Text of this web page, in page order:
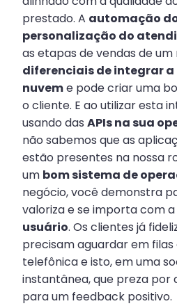
prestado. A automação
personalização do
as etapas de vendas de um
diferenciais de integrar
nuveme pode criar uma
o cliente. E ao utilizar esta
usando das APIs na sua
não sabemos que as
estão presentes na nossa
um bom sistema de
negócio, você demonstra
valoriza e se importa com a
usuário. Os clientes já
precisam aguardar em
telefônica e isto, em uma
instantânea, que preza por
para um feedback positivo.